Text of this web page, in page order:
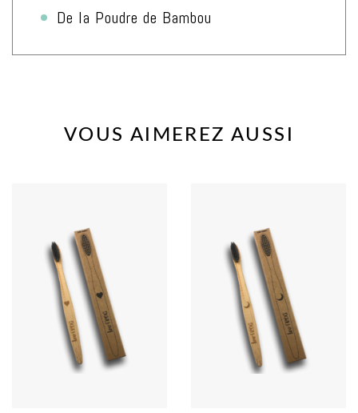
De la Poudre de Bambou
VOUS AIMEREZ AUSSI